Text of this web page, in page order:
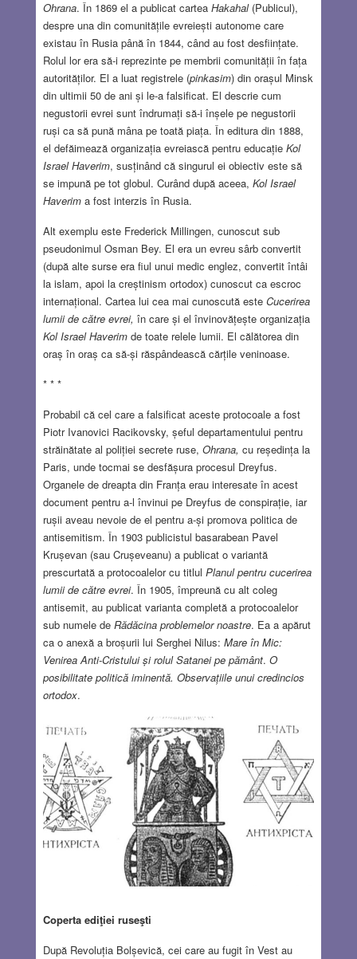
Ohrana. În 1869 el a publicat cartea Hakahal(Publicul),
despre una din comunitățile evreiești autonome care
existau în Rusia până în 1844, când au fost desființate.
Rolul lor era să-i reprezinte pe membrii comunității în fața
autorităților. El a luat registrele (pinkasim) din orașul Minsk
din ultimii 50 de ani și le-a falsificat. El descrie cum
negustorii evrei sunt îndrumați să-i înșele pe negustorii
ruși ca să pună mâna pe toată piața. În editura din 1888,
el defăimează organizația evreiască pentru educație Kol
Israel Haverim, susținând că singurul ei obiectiv este să
se impună pe tot globul. Curând după aceea, Kol Israel
Haverima fost interzis în Rusia.
Alt exemplu este Frederick Millingen, cunoscut sub
pseudonimul Osman Bey. El era un evreu sârb convertit
(după alte surse era fiul unui medic englez, convertit întâi
la islam, apoi la creștinism ortodox) cunoscut ca escroc
internațional. Cartea lui cea mai cunoscută este Cucerirea
lumii de către evrei, în care și el învinovățește organizația
Kol Israel Haverimde toate relele lumii. El călătorea din
oraș în oraș ca să-și răspândească cărțile veninoase.
* * *
Probabil că cel care a falsificat aceste protocoale a fost
Piotr Ivanovici Racikovsky, șeful departamentului pentru
străinătate al poliției secrete ruse, Ohrana, cu reședința la
Paris, unde tocmai se desfășura procesul Dreyfus.
Organele de dreapta din Franța erau interesate în acest
document pentru a-l învinui pe Dreyfus de conspirație, iar
rușii aveau nevoie de el pentru a-și promova politica de
antisemitism. În 1903 publicistul basarabean Pavel
Krușevan (sau Crușeveanu) a publicat o variantă
prescurtată a protocoalelor cu titlul Planul pentru cucerirea
lumii de către evrei. În 1905, împreună cu alt coleg
antisemit, au publicat varianta completă a protocoalelor
sub numele de Rădăcina problemelor noastre. Ea a apărut
ca o anexă a broșurii lui Serghei Nilus: Mare în Mic:
Venirea Anti-Cristului și rolul Satanei pe pământ. O
posibilitate politică iminentă. Observațiile unui credincios
ortodox.
Coperta ediţiei ruseşti
După Revoluția Bolșevică, cei care au fugit în Vest au